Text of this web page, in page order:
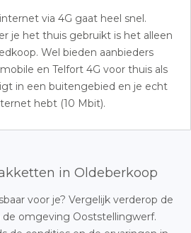
via 4G gaat heel snel.
je het thuis gebruikt is het alleen
Wel bieden aanbieders
en Telfort 4G voor thuis als
in een buitengebied en je echt
hebt (10 Mbit).
in Oldeberkoop
voor je? Vergelijk verderop de
omgeving Ooststellingwerf.